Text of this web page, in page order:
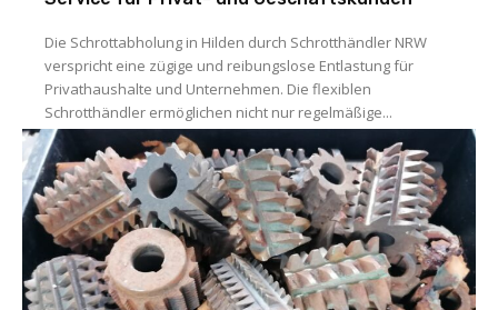
Die Schrottabholung in Hilden durch Schrotthändler NRW
verspricht eine zügige und reibungslose Entlastung für
Privathaushalte und Unternehmen. Die flexiblen
Schrotthändler ermöglichen nicht nur regelmäßige...